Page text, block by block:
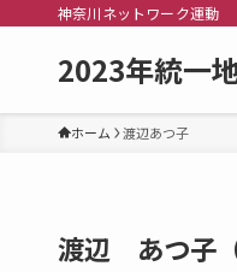
神奈川ネットワーク運動
2023年統一
ホーム 渡辺あつ子
渡辺 あつ子